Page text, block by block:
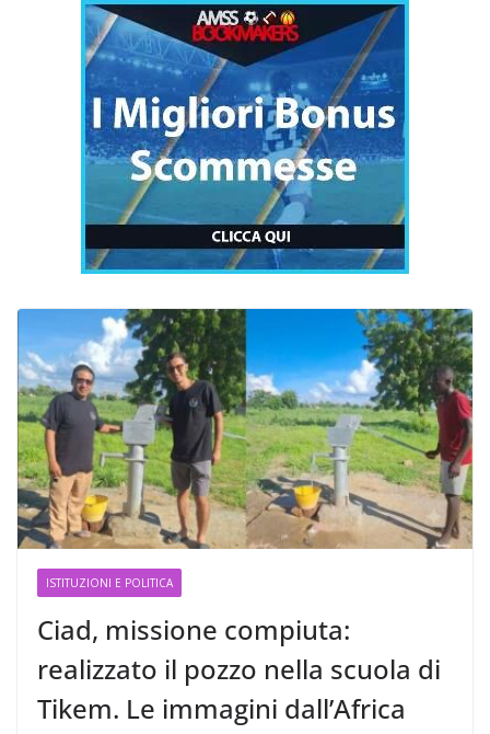
ISTITUZIONI E POLITICA
Ciad, missione compiuta:
realizzato il pozzo nella scuola di
Tikem. Le immagini dall’Africa